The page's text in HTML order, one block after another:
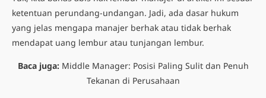
ketentuan perundang-undangan. Jadi, ada dasar hukum
yang jelas mengapa manajer berhak atau tidak berhak
mendapat uang lembur atau tunjangan lembur.
Baca juga: Middle Manager: Posisi Paling Sulit dan Penuh
Tekanan di Perusahaan